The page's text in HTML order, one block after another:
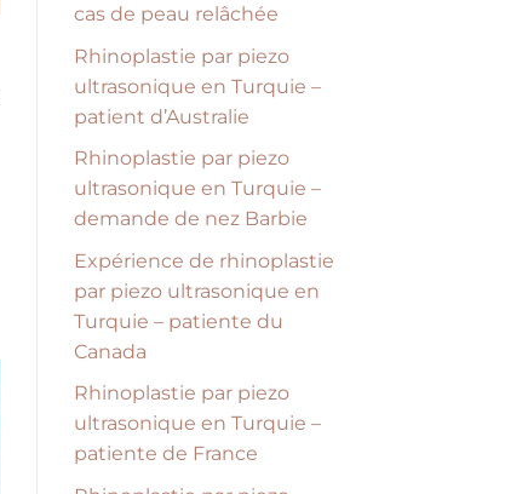
cas de peau relâchée
Rhinoplastie par piezo
ultrasonique en Turquie –
patient d’Australie
Rhinoplastie par piezo
ultrasonique en Turquie –
demande de nez Barbie
Expérience de rhinoplastie
par piezo ultrasonique en
Turquie – patiente du
Canada
Rhinoplastie par piezo
ultrasonique en Turquie –
patiente de France